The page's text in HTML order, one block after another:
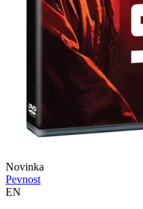
Novinka
Pevnost
EN